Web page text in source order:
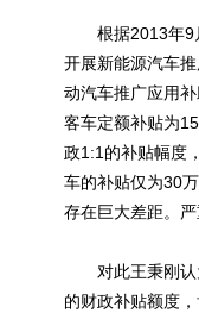
根据2013年9
开展新能源汽车
动汽车推广应用
客车定额补贴为
政1:1的补贴幅度
车的补贴仅为30
存在巨大差距。严
对此王秉刚认
的财政补贴额度